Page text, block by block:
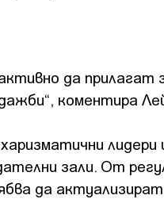
да прилагат
коментира
лидери
зали. От
да